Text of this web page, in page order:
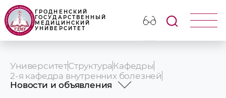
ГРОДНЕНСКИЙ
ГОСУДАРСТВЕННЫЙ
МЕДИЦИНСКИЙ
УНИВЕРСИТЕТ
УниверситетСтруктура Кафедры
2-я кафедра внутренних болезней
Новости и объявления